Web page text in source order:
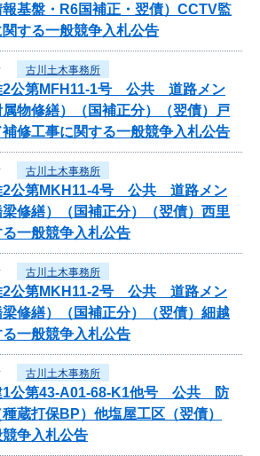
報基盤・R6国補正・翌債）CCTV監
する一般競争入札公告
古川土木事務所
2公第MFH11-1号 公共 道路メン
物修繕）（国補正分）（翌債）戸
修工事に関する一般競争入札公告
古川土木事務所
2公第MKH11-4号 公共 道路メン
修繕）（国補正分）（翌債）西里
一般競争入札公告
古川土木事務所
2公第MKH11-2号 公共 道路メン
修繕）（国補正分）（翌債）細越
一般競争入札公告
古川土木事務所
1公第43-A01-68-K1他号 公共 防
蔵打保BP）他塩屋工区（翌債）
争入札公告